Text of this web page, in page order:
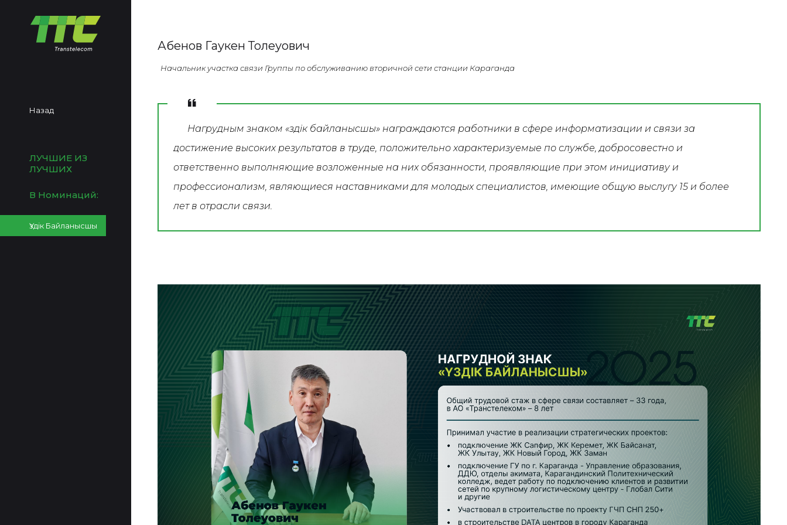
Назад
ЛУЧШИЕ ИЗ
ЛУЧШИХ
В Номинаций:
Үздік Байланысшы
Абенов Гаукен Толеуович
Начальник участка связи Группы по обслуживанию вторичной сети станции Караганда
Нагрудным знаком «Үздік байланысшы» награждаются работники в сфере информатизации и связи за
достижение высоких результатов в труде, положительно характеризуемые по службе, добросовестно и
ответственно выполняющие возложенные на них обязанности, проявляющие при этом инициативу и
профессионализм, являющиеся наставниками для молодых специалистов, имеющие общую выслугу 15 и более
лет в отрасли связи.